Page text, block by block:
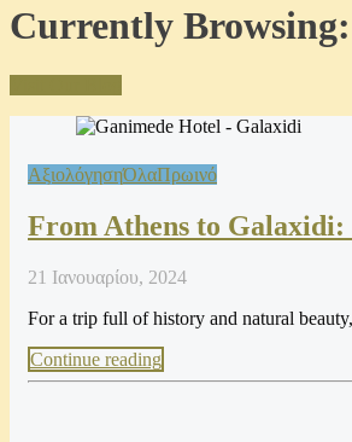
Currently
ΑξιολόγησηΌλαΠρωινό
From Athens to Galaxidi:
21 Ιανουαρίου, 2024
For a trip full of history and natural
Continue reading